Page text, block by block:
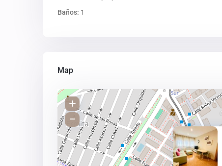
Baños: 1
Map